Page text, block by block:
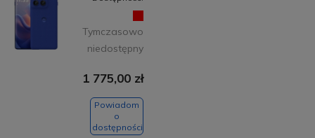
Tymczasowo
niedostępny
1 775,00 zł
Powiadom
o
dostępności